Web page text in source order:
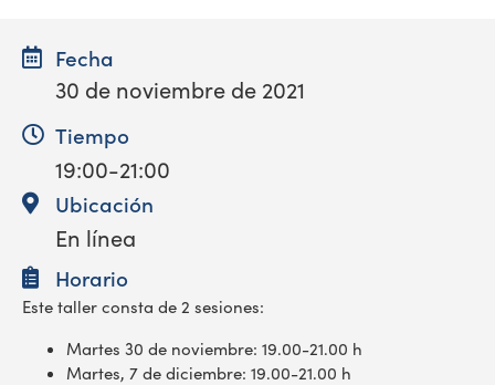
Fecha
30 de noviembre de 2021
Tiempo
19:00-21:00
Ubicación
En línea
Horario
Este taller consta de 2 sesiones:
Martes 30 de noviembre: 19.00-21.00 h
Martes, 7 de diciembre: 19.00-21.00 h